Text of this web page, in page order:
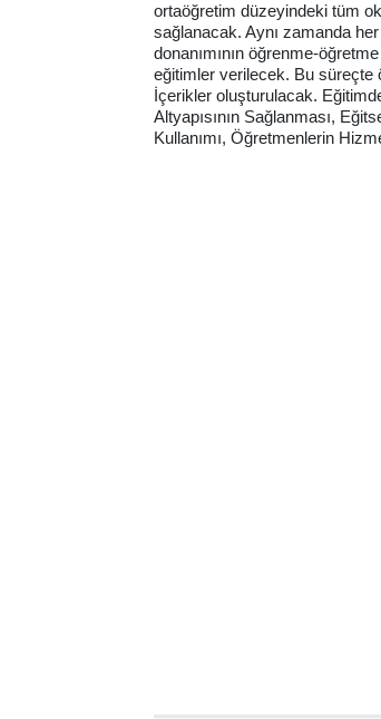
ortaöğretim düzeyindeki tüm
sağlanacak. Aynı zamanda
donanımının öğrenme-
eğitimler verilecek. Bu süreçte
İçerikler oluşturulacak.
Altyapısının Sağlanması,
Kullanımı, Öğretmenlerin